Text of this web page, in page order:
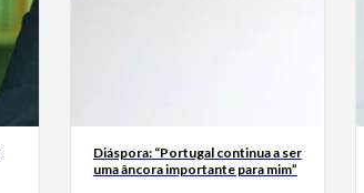
Diáspora: “Portugal continua a ser
uma âncora importante para mim”